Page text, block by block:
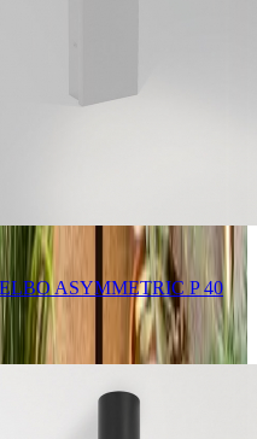
ASYMMETRIC P 40